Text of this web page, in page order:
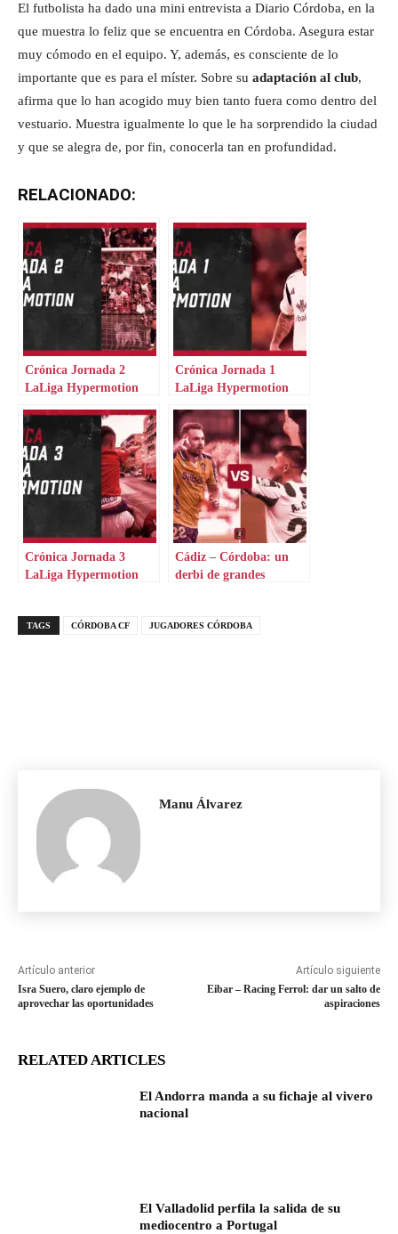
El futbolista ha dado una mini entrevista a Diario Córdoba, en la
que muestra lo feliz que se encuentra en Córdoba. Asegura estar
muy cómodo en el equipo. Y, además, es consciente de lo
importante que es para el míster. Sobre su adaptación al club,
afirma que lo han acogido muy bien tanto fuera como dentro del
vestuario. Muestra igualmente lo que le ha sorprendido la ciudad
y que se alegra de, por fin, conocerla tan en profundidad.
RELACIONADO:
Crónica Jornada 2
LaLiga Hypermotion
Crónica Jornada 1
LaLiga Hypermotion
Crónica Jornada 3
LaLiga Hypermotion
Cádiz – Córdoba: un
derbi de grandes
TAGS CÓRDOBA CF JUGADORES CÓRDOBA
Manu Álvarez
Artículo anterior
Isra Suero, claro ejemplo de
aprovechar las oportunidades
Artículo siguiente
Eibar – Racing Ferrol: dar un salto de
aspiraciones
RELATED ARTICLES
El Andorra manda a su fichaje al vivero
nacional
El Valladolid perfila la salida de su
mediocentro a Portugal